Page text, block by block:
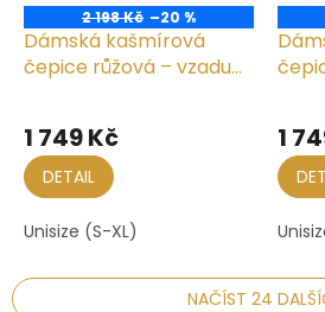
2 198 Kč –20 %
Dámská kašmírová
čepice růžová – vzadu
1 749 Kč
DETAIL
Unisize (S-XL)
1
NAČÍST 24